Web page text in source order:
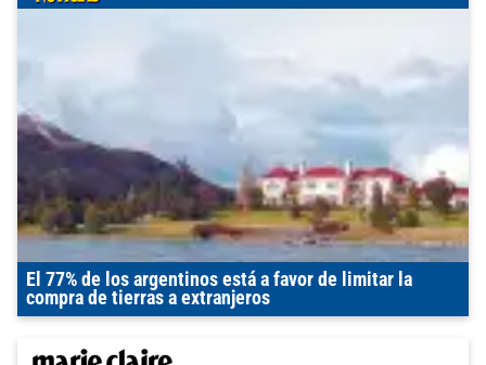
El 77% de los argentinos está a favor de limitar la
compra de tierras a extranjeros